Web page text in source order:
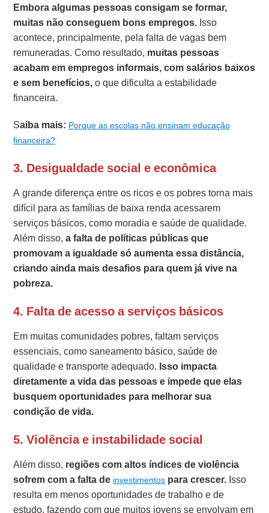
Embora algumas pessoas consigam se formar,
muitas não conseguem bons empregos. Isso
acontece, principalmente, pela falta de vagas bem
remuneradas. Como resultado, muitas pessoas
acabam em empregos informais, com salários baixos
e sem benefícios,o que dificulta a estabilidade
financeira.
Saiba mais: Porque as escolas não ensinam educação
financeira?
3. Desigualdade social e econômica
A grande diferença entre os ricos e os pobres torna mais
difícil para as famílias de baixa renda acessarem
serviços básicos, como moradia e saúde de qualidade.
Além disso,a falta de políticas públicas que
promovam a igualdade só aumenta essa distância,
criando ainda mais desafios para quem já vive na
pobreza.
4. Falta de acesso a serviços básicos
Em muitas comunidades pobres, faltam serviços
essenciais, como saneamento básico, saúde de
qualidade e transporte adequado. Isso impacta
diretamente a vida das pessoas e impede que elas
busquem oportunidades para melhorar sua
condição de vida.
5. Violência e instabilidade social
Além disso, regiões com altos índices de violência
sofrem com a falta de investimentos para crescer. Isso
resulta em menos oportunidades de trabalho e de
estudo, fazendo com que muitos jovens se envolvam em